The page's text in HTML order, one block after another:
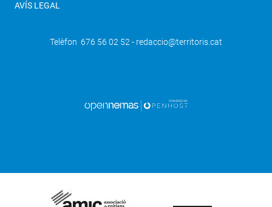
AVÍS LEGAL
Telèfon 676 56 02 52 - redaccio@territoris.cat